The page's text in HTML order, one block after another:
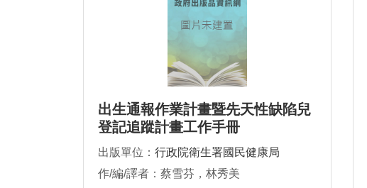
出生通報作業計畫暨先天性缺陷兒
登記追蹤計畫工作手冊
出版單位： 行政院衛生署國民健康局
作/編/譯者：蔡雪芬，林秀美